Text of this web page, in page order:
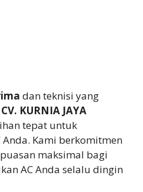
dan teknisi yang
CV. KURNIA JAYA
tepat untuk
Kami berkomitmen
maksimal bagi
AC Anda selalu dingin